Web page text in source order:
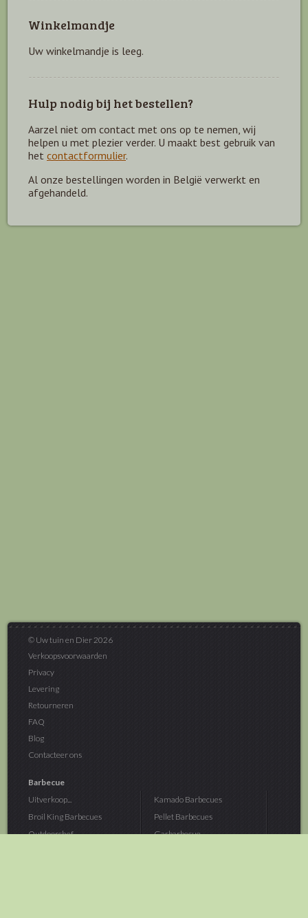
Winkelmandje
Uw winkelmandje is leeg.
Hulp nodig bij het bestellen?
Aarzel niet om contact met ons op te nemen, wij
helpen u met plezier verder. U maakt best gebruik van
het contactformulier.
Al onze bestellingen worden in België verwerkt en
afgehandeld.
© Uw tuin en Dier 2026
Verkoopsvoorwaarden
Privacy
Levering
Retourneren
FAQ
Blog
Contacteer ons
Barbecue
Uitverkoop...
Broil King Barbecues
Outdoorchef...
Kamado Barbecues
Pellet Barbecues
Gasbarbecue